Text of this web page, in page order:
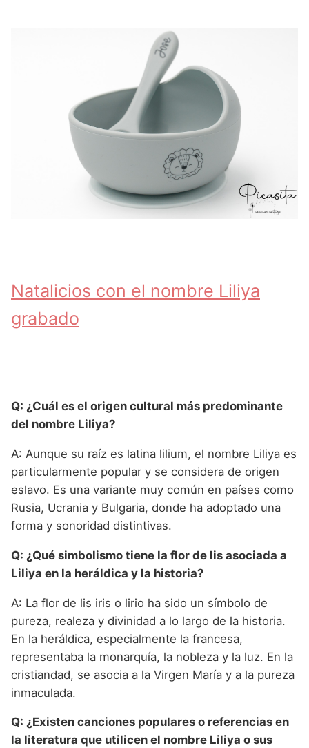
Natalicios con el nombre Liliya
grabado
Q: ¿Cuál es el origen cultural más predominante
del nombre Liliya?
A: Aunque su raíz es latina lilium, el nombre Liliya es
particularmente popular y se considera de origen
eslavo. Es una variante muy común en países como
Rusia, Ucrania y Bulgaria, donde ha adoptado una
forma y sonoridad distintivas.
Q: ¿Qué simbolismo tiene la flor de lis asociada a
Liliya en la heráldica y la historia?
A: La flor de lis iris o lirio ha sido un símbolo de
pureza, realeza y divinidad a lo largo de la historia.
En la heráldica, especialmente la francesa,
representaba la monarquía, la nobleza y la luz. En la
cristiandad, se asocia a la Virgen María y a la pureza
inmaculada.
Q: ¿Existen canciones populares o referencias en
la literatura que utilicen el nombre Liliya o sus